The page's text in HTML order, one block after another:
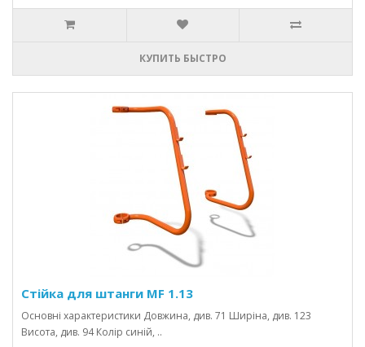
КУПИТЬ БЫСТРО
Стійка для штанги MF 1.13
Основні характеристики Довжина, див. 71 Ширіна, див. 123
Висота, див. 94 Колір синій, ..